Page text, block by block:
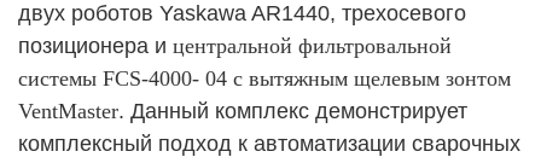
двух роботов Yaskawa AR1440, трехосевого
позиционера и центральной фильтровальной
системы FCS-4000- 04 с вытяжным щелевым зонтом
VentMaster. Данный комплекс демонстрирует
комплексный подход к автоматизации сварочных